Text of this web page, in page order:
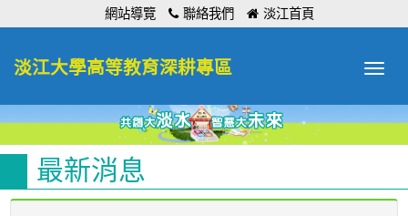
網站導覽 聯絡我們 淡江首頁
Toggle
淡江大學高等教育深耕專區
最新消息